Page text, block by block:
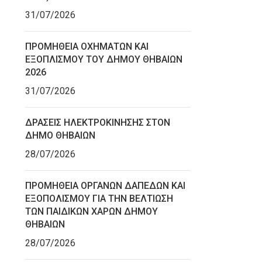
31/07/2026
ΠΡΟΜΗΘΕΙΑ ΟΧΗΜΑΤΩΝ ΚΑΙ
ΕΞΟΠΛΙΣΜΟΥ ΤΟΥ ΔΗΜΟΥ ΘΗΒΑΙΩΝ
2026
31/07/2026
ΔΡΑΣΕΙΣ ΗΛΕΚΤΡΟΚΙΝΗΣΗΣ ΣΤΟΝ
ΔΗΜΟ ΘΗΒΑΙΩΝ
28/07/2026
ΠΡΟΜΗΘΕΙΑ ΟΡΓΑΝΩΝ ΔΑΠΕΔΩΝ ΚΑΙ
ΕΞΟΠΟΛΙΣΜΟΥ ΓΙΑ ΤΗΝ ΒΕΛΤΙΩΣΗ
ΤΩΝ ΠΑΙΔΙΚΩΝ ΧΑΡΩΝ ΔΗΜΟΥ
ΘΗΒΑΙΩΝ
28/07/2026